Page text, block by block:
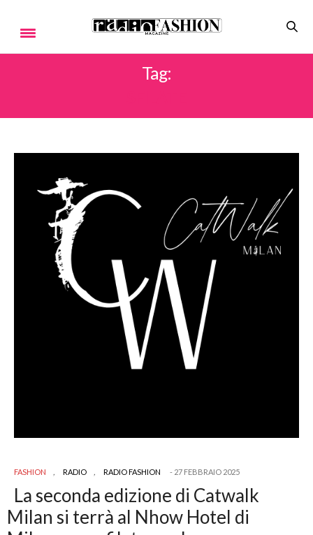
Tag:
FASHION , RADIO , RADIO FASHION 27 FEBBRAIO 2025
La seconda edizione di Catwalk
Milan si terrà al Nhow Hotel di